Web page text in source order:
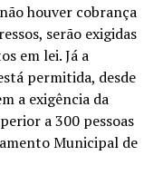
houver cobrança
serão exigidas
em lei. Já a
permitida, desde
a exigência da
a 300 pessoas
Municipal de